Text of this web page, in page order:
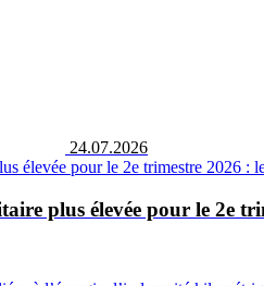
24.07.2026
plus élevée pour le 2e